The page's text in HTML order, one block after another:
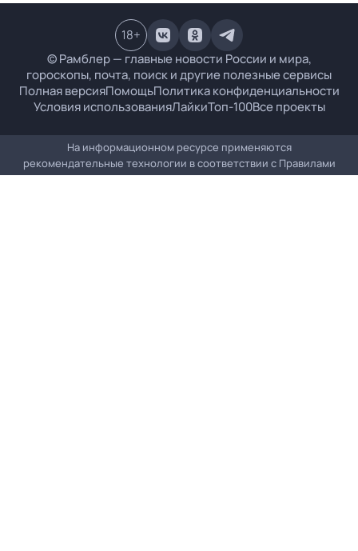
© Рамблер — главные новости России и мира,
гороскопы, почта, поиск и другие полезные сервисы
Полная версияПомощьПолитика конфиденциальности
Условия использованияЛайкиТоп-100Все проекты
18+
На информационном ресурсе применяются
рекомендательные технологии в соответствии с Правилами